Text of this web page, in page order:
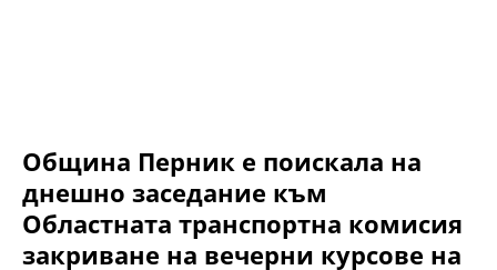
Община Перник е поискала на
днешно заседание към
Областната транспортна комисия
закриване на вечерни курсове на